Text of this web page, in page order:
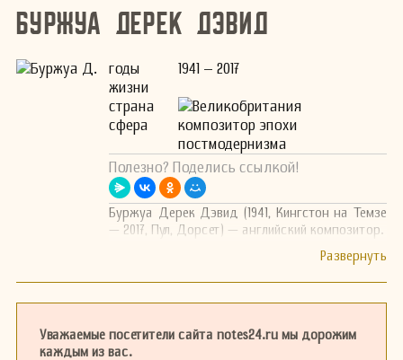
Буржуа Дерек Дэвид
годы
жизни
1941 – 2017
страна
Великобритания
сфера
композитор эпохи
постмодернизма
Полезно? Поделись ссылкой!
Буржуа Дерек Дэвид (1941, Кингстон на Темзе
— 2017, Пул, Дорсет) — английский композитор.
Уважаемые посетители сайта notes24.ru мы дорожим
каждым из вас.